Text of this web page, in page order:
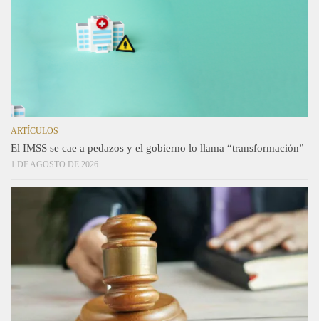
ARTÍCULOS
El IMSS se cae a pedazos y el gobierno lo llama “transformación”
1 DE AGOSTO DE 2026